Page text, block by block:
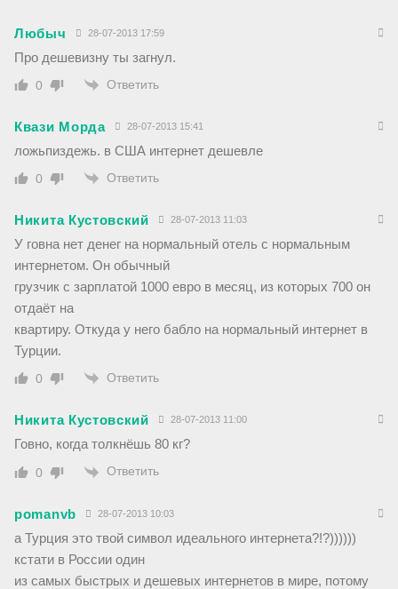
Любыч 28-07-2013 17:59
Про дешевизну ты загнул.
0 Ответить
Квази Морда 28-07-2013 15:41
ложьпиздежь. в США интернет дешевле
0 Ответить
Никита Кустовский 28-07-2013 11:03
У говна нет денег на нормальный отель с нормальным
интернетом. Он обычный
грузчик с зарплатой 1000 евро в месяц, из которых 700 он
отдаёт на
квартиру. Откуда у него бабло на нормальный интернет в
Турции.
0 Ответить
Никита Кустовский 28-07-2013 11:00
Говно, когда толкнёшь 80 кг?
0 Ответить
pomanvb 28-07-2013 10:03
а Турция это твой символ идеального интернета?!?))))))
кстати в России один
из самых быстрых и дешевых интернетов в мире, потому